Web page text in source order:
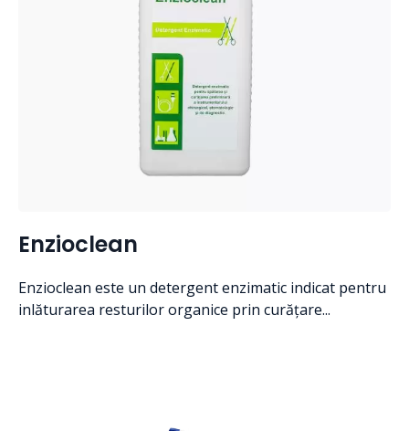
Enzioclean
Enzioclean este un detergent enzimatic indicat pentru
inlăturarea resturilor organice prin curățare...